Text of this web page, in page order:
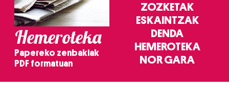
Hemeroteka
Papereko zenbakiak
PDF formatuan
ZOZKETAK
ESKAINTZAK
DENDA
HEMEROTEKA
NOR GARA